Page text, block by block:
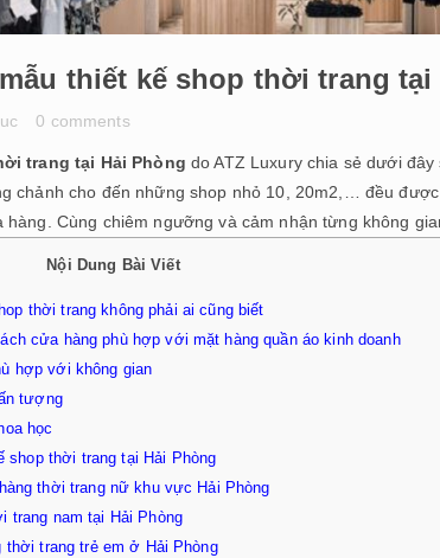
thiết kế shop thời trang
0 comments
trang tại Hải Phòng do ATZ Luxury chia sẻ dưới
chảnh cho đến những shop nhỏ 10, 20m2,… đều
hàng. Cùng chiêm ngưỡng và cảm nhận từng không
Nội Dung Bài Viết
thời trang không phải ai cũng biết
cửa hàng phù hợp với mặt hàng quần áo kinh doanh
hợp với không gian
tượng
học
shop thời trang tại Hải Phòng
thời trang nữ khu vực Hải Phòng
trang nam tại Hải Phòng
trang trẻ em ở Hải Phòng